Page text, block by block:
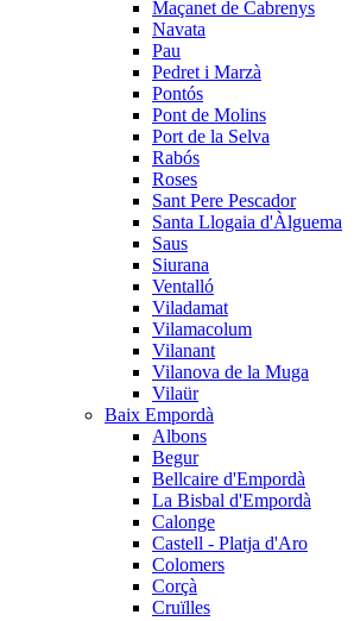
Maçanet de Cabrenys
Navata
Pau
Pedret i Marzà
Pontós
Pont de Molins
Port de la Selva
Rabós
Roses
Sant Pere Pescador
Santa Llogaia d'Àlguema
Saus
Siurana
Ventalló
Viladamat
Vilamacolum
Vilanant
Vilanova de la Muga
Vilaür
Baix Empordà
Albons
Begur
Bellcaire d'Empordà
La Bisbal d'Empordà
Calonge
Castell - Platja d'Aro
Colomers
Corçà
Cruïlles